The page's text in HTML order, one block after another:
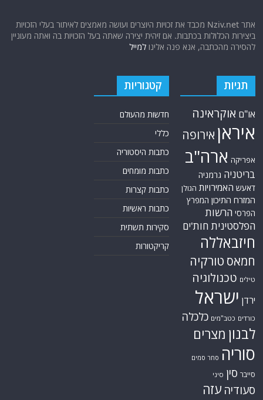
אתר Nziv.net מכבד את זכויות היוצרים ועושה מאמצים לאיתור בעלי הזכויות
ביצירות הכלולות בכתבות. אם זיהית יצירה שאתה בעל הזכויות בה ואתה מעוניין
להסירה מהכתבה, אנא פנה אלינולמייל
תגיות
או"ם אוקראינה
איראן אירופה
אפריקה ארה"ב
בריטניה גרמניה
דאעש האמירויות הגולן
המזרח התיכון המפרץ
הפרסי הרשות
הפלסטינית חות'ים
חיזבאללה
חמאס טורקיה
טילים טכנולוגיה
ירדן ישראל
כורדים כטב"מים כלכלה
לבנון מצרים
סוריה סחר סמים
סייבר סין סיני
סעודיה עזה
קטגוריות
חדשות מהעולם
כללי
כתבות היסטוריה
כתבות מומחים
כתבות קצרות
כתבות ראשיות
סקירות תשתית
קריקטורות